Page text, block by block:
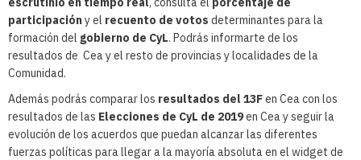
participacióny el recuento de votos determinantes para la
formación del gobierno de CyL. Podrás informarte de los
resultados de Cea y el resto de provincias y localidades de la
Comunidad.
Además podrás comparar los resultados del 13Fen Cea con los
resultados de las Elecciones de CyL de 2019en Cea y seguir la
evolución de los acuerdos que puedan alcanzar las diferentes
fuerzas políticas para llegar a la mayoría absoluta en el widget de